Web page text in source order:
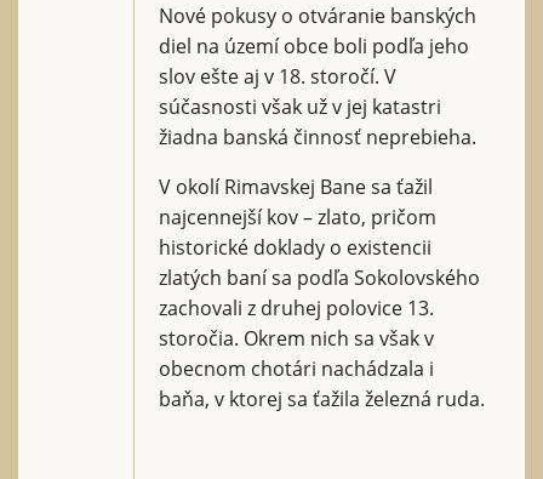
Nové pokusy o otváranie banských
diel na území obce boli podľa jeho
slov ešte aj v 18. storočí. V
súčasnosti však už v jej katastri
žiadna banská činnosť neprebieha.
V okolí Rimavskej Bane sa ťažil
najcennejší kov – zlato, pričom
historické doklady o existencii
zlatých baní sa podľa Sokolovského
zachovali z druhej polovice 13.
storočia. Okrem nich sa však v
obecnom chotári nachádzala i
baňa, v ktorej sa ťažila železná ruda.